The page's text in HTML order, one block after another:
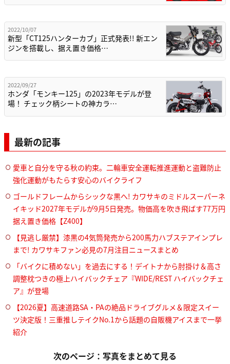
2022/10/07
新型「CT125ハンターカブ」正式発表!! 新エン
ジンを搭載し、据え置き価格…
2022/09/27
ホンダ「モンキー125」の2023年モデルが登
場！ チェック柄シートの神カラ…
最新の記事
愛車と自分を守る秋の約束。二輪車安全運転推進運動と盗難防止
強化運動がもたらす安心のバイクライフ
ゴールドフレームからシックな黒へ! カワサキのミドルスーパーネ
イキッド2027年モデルが9月5日発売。物価高を吹き飛ばす77万円
据え置き価格【Z400】
【見逃し厳禁】漆黒の4気筒発売から200馬力ハブステアインプレ
まで! カワサキファン必見の7月注目ニュースまとめ
「バイクに積めない」を過去にする！デイトナから肘掛け＆高さ
調整枕つきの極上ハイバックチェア『WIDE/REST ハイバックチェ
ア』が登場
【2026夏】高速道路SA・PAの絶品ドライブグルメ＆限定スイー
ツ決定版！三重推しテイクNo.1から話題の自販機アイスまで一挙
紹介
次のページ：写真をまとめて見る